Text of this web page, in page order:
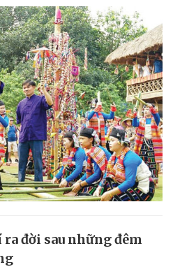
đời sau những đêm